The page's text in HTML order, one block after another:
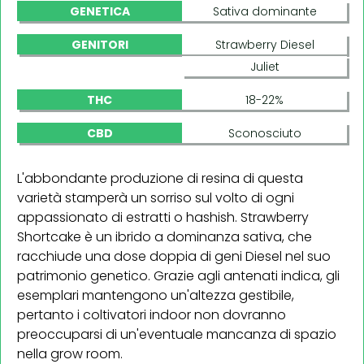
GENETICA Sativa dominante
GENITORI
Strawberry Diesel
Juliet
THC 18-22%
CBD Sconosciuto
L'abbondante produzione di resina di questa
varietà stamperà un sorriso sul volto di ogni
appassionato di estratti o hashish. Strawberry
Shortcake è un ibrido a dominanza sativa, che
racchiude una dose doppia di geni Diesel nel suo
patrimonio genetico. Grazie agli antenati indica, gli
esemplari mantengono un'altezza gestibile,
pertanto i coltivatori indoor non dovranno
preoccuparsi di un'eventuale mancanza di spazio
nella grow room.